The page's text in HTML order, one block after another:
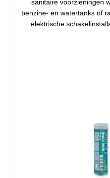
sanitaire voorzieningen
benzine- en watertanks of
elektrische